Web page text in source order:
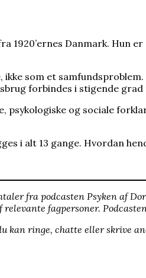
Danmark. Hun
som et
forbindes i stigende
psykologiske og sociale
i alt 13 gange. Hvordan
fra podcasten Psyken af
fagpersoner.
kan ringe, chatte eller skrive